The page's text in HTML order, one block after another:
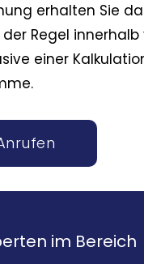
erhalten Sie
Regel innerhalb
einer
im Bereich